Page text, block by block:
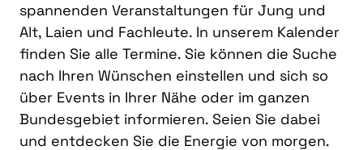
spannenden Veranstaltungen für Jung und
Alt, Laien und Fachleute. In unserem Kalender
finden Sie alle Termine. Sie können die Suche
nach Ihren Wünschen einstellen und sich so
über Events in Ihrer Nähe oder im ganzen
Bundesgebiet informieren. Seien Sie dabei
und entdecken Sie die Energie von morgen.